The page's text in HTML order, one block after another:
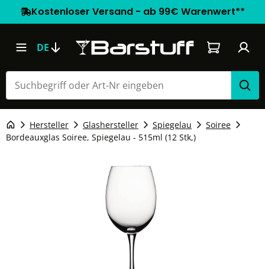
Kostenloser Versand - ab 99€ Warenwert**
DE Warenkorb
Hersteller Glashersteller Spiegelau
Soiree
Bordeauxglas Soiree, Spiegelau - 515ml (12 Stk,)